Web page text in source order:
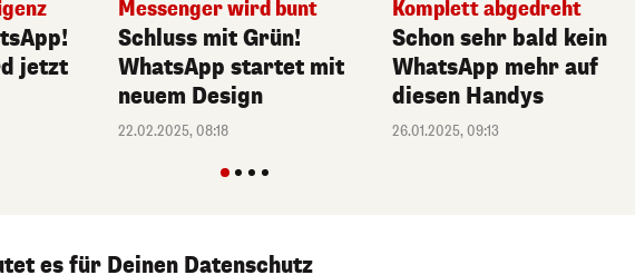
jetzt
Messenger wird bunt
Schluss mit Grün!
WhatsApp startet mit
neuem Design
22.02.2025, 08:18
Komplett abgedreht
Schon sehr bald kein
WhatsApp mehr auf
diesen Handys
26.01.2025, 09:13
es für Deinen Datenschutz